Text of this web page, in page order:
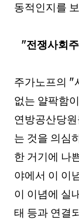
동적인지를
"전쟁사회
주가노프의 "
없는 얄팍함
연방공산당
는 것을 의심
한 거기에 나
야에서 이 이
이 이념에 실
태 등과 연결